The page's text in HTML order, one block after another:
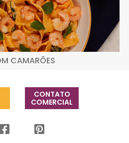
CAMARÕES
CONTATO
COMERCIAL